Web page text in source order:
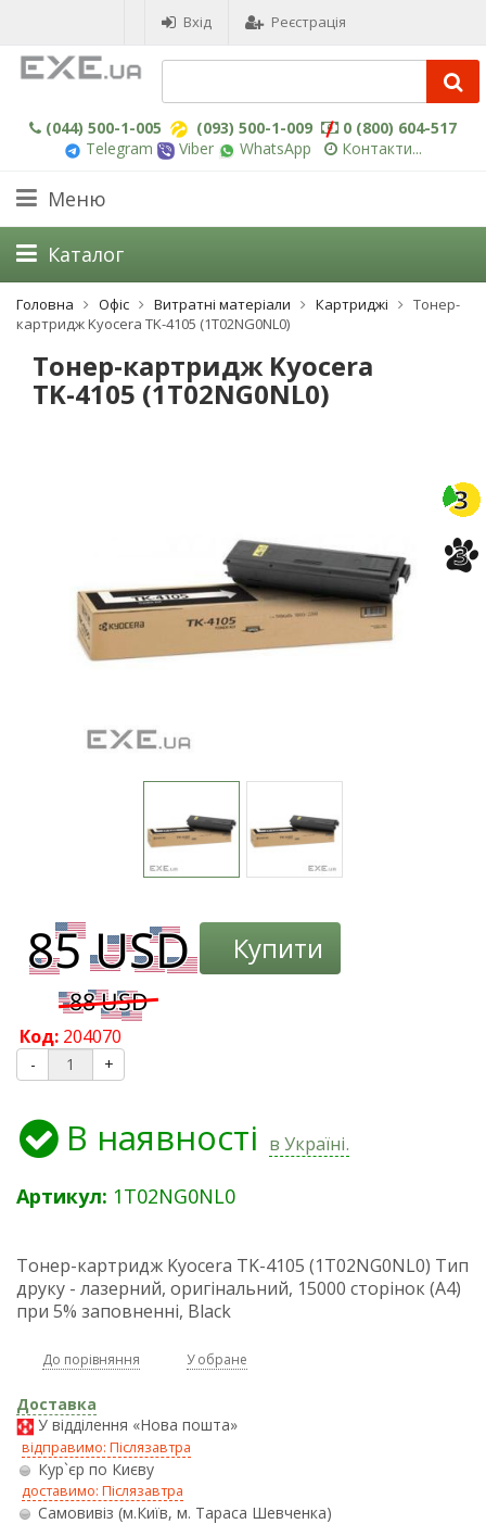
Вхід Реєстрація
(044) 500-1-005 (093) 500-1-009
0 (800) 604-517
Telegram
Viber WhatsApp Контакти...
Меню
Головна Офіс Витратні матеріали Картриджі
Тонер-
картридж Kyocera TK-4105 (1T02NG0NL0)
Тонер-картридж Kyocera
TK-4105 (1T02NG0NL0)
3
3
Купити
Код: 204070
- +
В наявності в Україні.
Артикул: 1T02NG0NL0
Тонер-картридж Kyocera TK-4105 (1T02NG0NL0) Тип
друку - лазерний, оригінальний, 15000 сторінок (A4)
при 5% заповненні, Black
До порівняння У обране
Доставка
У відділення «Нова пошта»
відправимо: Післязавтра
Кур`єр по Києву
доставимо: Післязавтра
Самовивіз (м.Київ, м. Тараса Шевченка)
Каталог